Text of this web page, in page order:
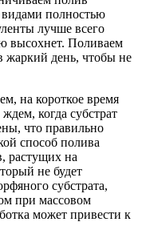
видами полностью
лучше всего
высохнет. Поливаем
жаркий день, чтобы не
на короткое время
когда субстрат
что правильно
способ полива
растущих на
не будет
субстрата,
при массовом
может привести к